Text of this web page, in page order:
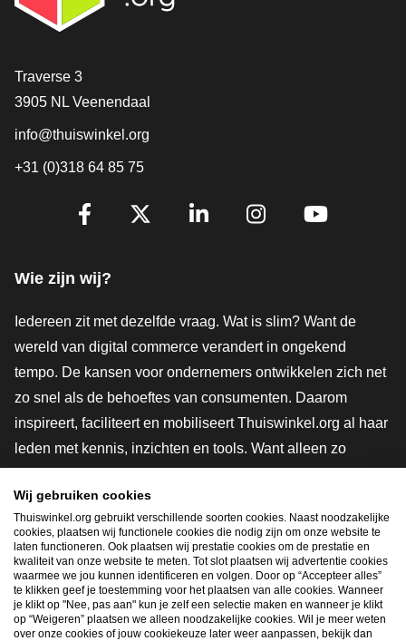
Contact
Traverse 3
3905 NL Veenendaal
info@thuiswinkel.org
+31 (0)318 64 85 75
Volg je ons al?
Wie zijn wij?
Iedereen zit met dezelfde vraag. Wat is slim? Want de
wereld van digital commerce verandert in ongekend
tempo. De kansen voor ondernemers ontwikkelen zich net
zo snel als de behoeftes van consumenten. Daarom
inspireert, faciliteert en mobiliseert Thuiswinkel.org al haar
leden met kennis, inzichten en tools. Want alleen zo
innovatievere toekomst. Dus groei ook mee en maak
shoppen slimmer.
Lid worden
Snel navigeren
Wij gebruiken cookies
Thuiswinkel.org gebruikt verschillende soorten cookies. Naast noodzakelijke
cookies, plaatsen wij functionele cookies die nodig zijn om onze website te
laten functioneren. Ook plaatsen wij prestatie cookies om de prestatie en
kwaliteit van onze website te meten. Tot slot plaatsen wij advertentie cookies
waarmee we jou kunnen identificeren en volgen. Door op “Accepteer alles”
te klikken geef je toestemming voor het plaatsen van alle cookies. Wanneer
je klikt op "Nee, pas aan" kun je zelf een selectie maken en wanneer je klikt
op “Weigeren” plaatsen we alleen noodzakelijke cookies. Wil je meer weten
over onze cookies of jouw cookiekeuze later weer aanpassen, bekijk dan